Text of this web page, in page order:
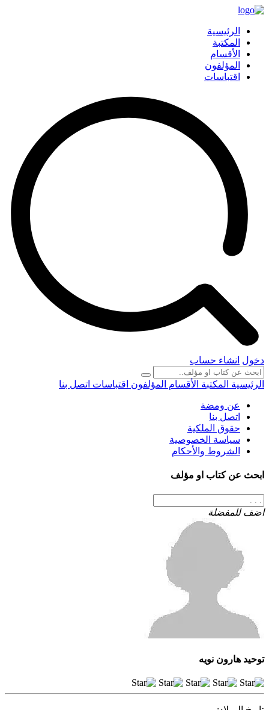
الرئيسية
المكتبة
الأقسام
المؤلفون
اقتباسات
دخول انشاء حساب
الرئيسية المكتبة الأقسام المؤلفون اقتباسات اتصل بنا
عن ومضة
اتصل بنا
حقوق الملكية
سياسة الخصوصية
الشروط والأحكام
ابحث عن كتاب او مؤلف
اضف للمفضلة
توحيد هارون نويه